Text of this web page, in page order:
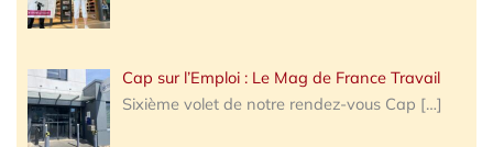
Cap sur l’Emploi : Le Mag de France Travail
Sixième volet de notre rendez-vous Cap […]